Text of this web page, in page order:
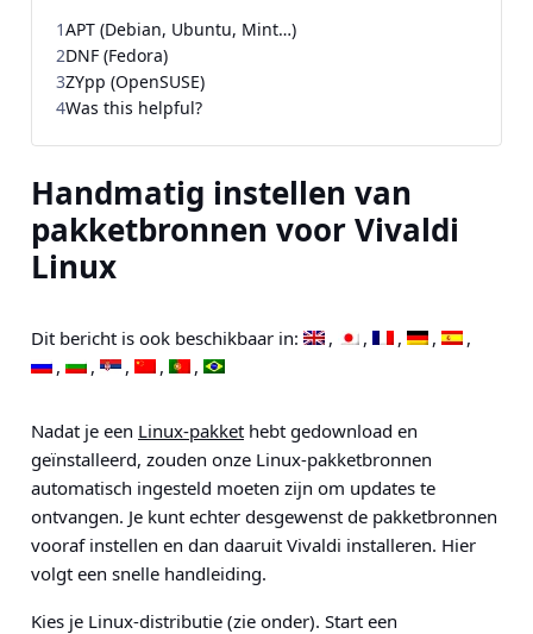
Handmatig instellen van
pakketbronnen voor Vivaldi
Linux
Dit bericht is ook beschikbaar in:
Nadat je een Linux-pakket hebt gedownload en
geïnstalleerd, zouden onze Linux-pakketbronnen
automatisch ingesteld moeten zijn om updates te
ontvangen. Je kunt echter desgewenst de pakketbronnen
vooraf instellen en dan daaruit Vivaldi installeren. Hier
volgt een snelle handleiding.
Kies je Linux-distributie (zie onder). Start een
1APT (Debian, Ubuntu, Mint…)
2DNF (Fedora)
3ZYpp (OpenSUSE)
4Was this helpful?